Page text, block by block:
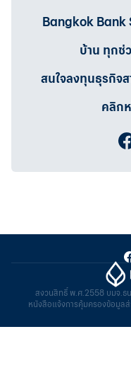
Bangkok Bank
บ้าน ทุกช่
สนใจลงทุนธุรกิจ
คลิก
สงวนสิทธิ์ พ.ศ.2558 บมจ.ธน
หนังสือแจ้งการคุ้มครองข้อมูล